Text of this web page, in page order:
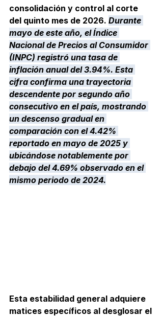
consolidación y control al corte
del quinto mes de 2026. Durante
mayo de este año, el Índice
Nacional de Precios al Consumidor
(INPC) registró una tasa de
inflación anual del 3.94%. Esta
cifra confirma una trayectoria
descendente por segundo año
consecutivo en el país, mostrando
un descenso gradual en
comparación con el 4.42%
reportado en mayo de 2025 y
ubicándose notablemente por
debajo del 4.69% observado en el
mismo periodo de 2024.
Esta estabilidad general adquiere
matices específicos al desglosar el